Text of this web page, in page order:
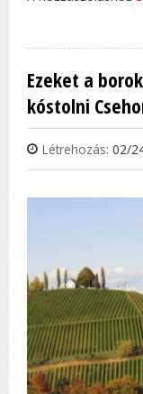
Ezeket a
kóstolni
Létrehozás: 02/